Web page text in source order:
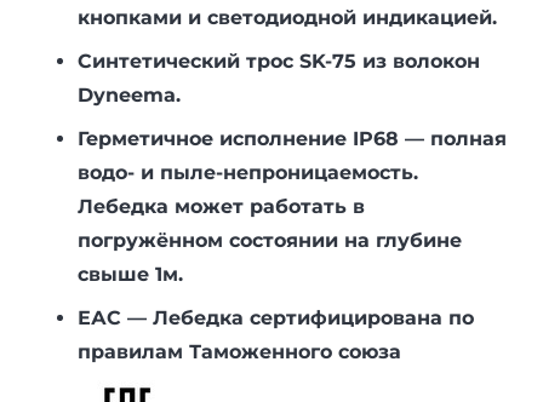
кнопками и светодиодной индикацией.
Синтетический трос SK-75 из волокон
Dуneema.
Герметичное исполнение IP68 — полная
водо- и пыле-непроницаемость.
Лебедка может работать в
погружённом состоянии на глубине
свыше 1м.
ЕАС — Лебедка сертифицирована по
правилам Таможенного союза